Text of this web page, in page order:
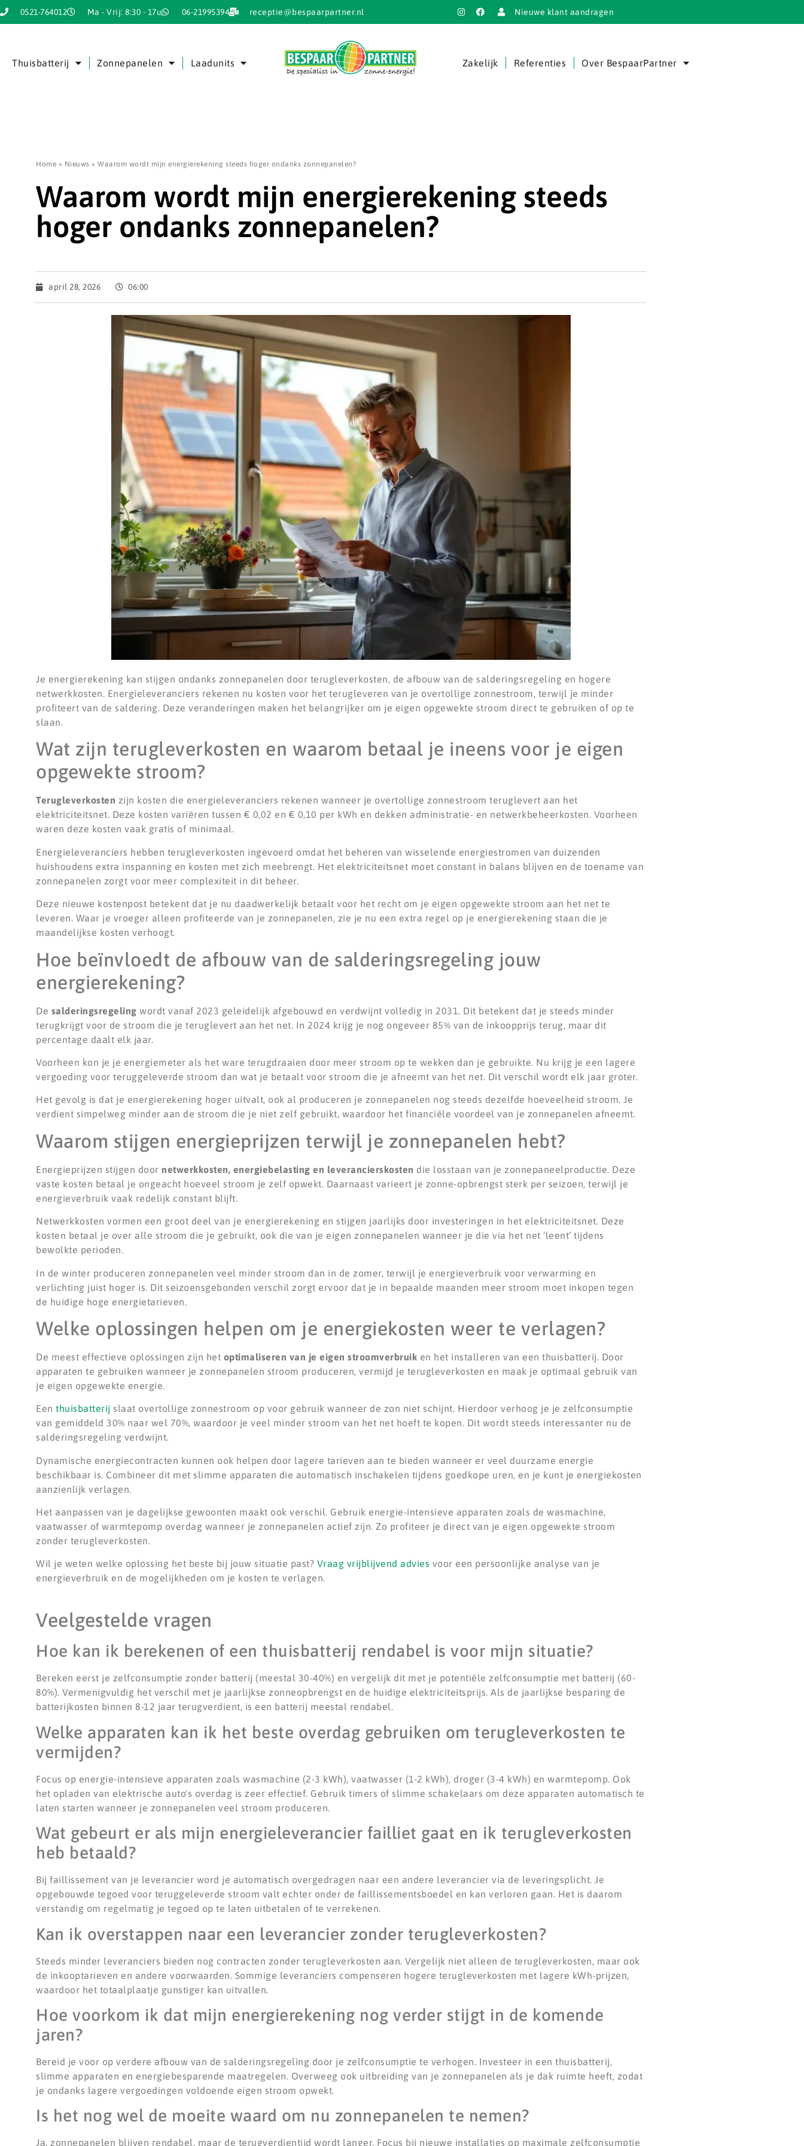
0521-764012 Ma - Vrij: 8:30 - 17u 06-21995394 receptie@bespaarpartner.nl Nieuwe klant aandragen
Thuisbatterij Zonnepanelen Laadunits Zakelijk Referenties Over BespaarPartner
Home » Nieuws » Waarom wordt mijn energierekening steeds hoger ondanks zonnepanelen?
Waarom wordt mijn energierekening steeds
hoger ondanks zonnepanelen?
april 28, 2026 06:00
Je energierekening kan stijgen ondanks zonnepanelen door terugleverkosten, de afbouw van de salderingsregeling en hogere
netwerkkosten. Energieleveranciers rekenen nu kosten voor het terugleveren van je overtollige zonnestroom, terwijl je minder
profiteert van de saldering. Deze veranderingen maken het belangrijker om je eigen opgewekte stroom direct te gebruiken of op te
slaan.
Wat zijn terugleverkosten en waarom betaal je ineens voor je eigen
opgewekte stroom?
Terugleverkosten zijn kosten die energieleveranciers rekenen wanneer je overtollige zonnestroom teruglevert aan het
elektriciteitsnet. Deze kosten variëren tussen € 0,02 en € 0,10 per kWh en dekken administratie- en netwerkbeheerkosten. Voorheen
waren deze kosten vaak gratis of minimaal.
Energieleveranciers hebben terugleverkosten ingevoerd omdat het beheren van wisselende energiestromen van duizenden
huishoudens extra inspanning en kosten met zich meebrengt. Het elektriciteitsnet moet constant in balans blijven en de toename van
zonnepanelen zorgt voor meer complexiteit in dit beheer.
Deze nieuwe kostenpost betekent dat je nu daadwerkelijk betaalt voor het recht om je eigen opgewekte stroom aan het net te
leveren. Waar je vroeger alleen profiteerde van je zonnepanelen, zie je nu een extra regel op je energierekening staan die je
maandelijkse kosten verhoogt.
Hoe beïnvloedt de afbouw van de salderingsregeling jouw
energierekening?
De salderingsregeling wordt vanaf 2023 geleidelijk afgebouwd en verdwijnt volledig in 2031. Dit betekent dat je steeds minder
terugkrijgt voor de stroom die je teruglevert aan het net. In 2024 krijg je nog ongeveer 85% van de inkoopprijs terug, maar dit
percentage daalt elk jaar.
Voorheen kon je je energiemeter als het ware terugdraaien door meer stroom op te wekken dan je gebruikte. Nu krijg je een lagere
vergoeding voor teruggeleverde stroom dan wat je betaalt voor stroom die je afneemt van het net. Dit verschil wordt elk jaar groter.
Het gevolg is dat je energierekening hoger uitvalt, ook al produceren je zonnepanelen nog steeds dezelfde hoeveelheid stroom. Je
verdient simpelweg minder aan de stroom die je niet zelf gebruikt, waardoor het financiële voordeel van je zonnepanelen afneemt.
Waarom stijgen energieprijzen terwijl je zonnepanelen hebt?
Energieprijzen stijgen door netwerkkosten, energiebelasting en leverancierskosten die losstaan van je zonnepaneelproductie. Deze
vaste kosten betaal je ongeacht hoeveel stroom je zelf opwekt. Daarnaast varieert je zonne-opbrengst sterk per seizoen, terwijl je
energieverbruik vaak redelijk constant blijft.
Netwerkkosten vormen een groot deel van je energierekening en stijgen jaarlijks door investeringen in het elektriciteitsnet. Deze
kosten betaal je over alle stroom die je gebruikt, ook die van je eigen zonnepanelen wanneer je die via het net ‘leent’ tijdens
bewolkte perioden.
In de winter produceren zonnepanelen veel minder stroom dan in de zomer, terwijl je energieverbruik voor verwarming en
verlichting juist hoger is. Dit seizoensgebonden verschil zorgt ervoor dat je in bepaalde maanden meer stroom moet inkopen tegen
de huidige hoge energietarieven.
Welke oplossingen helpen om je energiekosten weer te verlagen?
De meest effectieve oplossingen zijn het optimaliseren van je eigen stroomverbruik en het installeren van een thuisbatterij. Door
apparaten te gebruiken wanneer je zonnepanelen stroom produceren, vermijd je terugleverkosten en maak je optimaal gebruik van
je eigen opgewekte energie.
Een thuisbatterij slaat overtollige zonnestroom op voor gebruik wanneer de zon niet schijnt. Hierdoor verhoog je je zelfconsumptie
van gemiddeld 30% naar wel 70%, waardoor je veel minder stroom van het net hoeft te kopen. Dit wordt steeds interessanter nu de
salderingsregeling verdwijnt.
Dynamische energiecontracten kunnen ook helpen door lagere tarieven aan te bieden wanneer er veel duurzame energie
beschikbaar is. Combineer dit met slimme apparaten die automatisch inschakelen tijdens goedkope uren, en je kunt je energiekosten
aanzienlijk verlagen.
Het aanpassen van je dagelijkse gewoonten maakt ook verschil. Gebruik energie-intensieve apparaten zoals de wasmachine,
vaatwasser of warmtepomp overdag wanneer je zonnepanelen actief zijn. Zo profiteer je direct van je eigen opgewekte stroom
zonder terugleverkosten.
Wil je weten welke oplossing het beste bij jouw situatie past? Vraag vrijblijvend advies voor een persoonlijke analyse van je
energieverbruik en de mogelijkheden om je kosten te verlagen.
Veelgestelde vragen
Hoe kan ik berekenen of een thuisbatterij rendabel is voor mijn situatie?
Bereken eerst je zelfconsumptie zonder batterij (meestal 30-40%) en vergelijk dit met je potentiële zelfconsumptie met batterij (60-
80%). Vermenigvuldig het verschil met je jaarlijkse zonneopbrengst en de huidige elektriciteitsprijs. Als de jaarlijkse besparing de
batterijkosten binnen 8-12 jaar terugverdient, is een batterij meestal rendabel.
Welke apparaten kan ik het beste overdag gebruiken om terugleverkosten te
vermijden?
Focus op energie-intensieve apparaten zoals wasmachine (2-3 kWh), vaatwasser (1-2 kWh), droger (3-4 kWh) en warmtepomp. Ook
het opladen van elektrische auto's overdag is zeer effectief. Gebruik timers of slimme schakelaars om deze apparaten automatisch te
laten starten wanneer je zonnepanelen veel stroom produceren.
Wat gebeurt er als mijn energieleverancier failliet gaat en ik terugleverkosten
heb betaald?
Bij faillissement van je leverancier word je automatisch overgedragen naar een andere leverancier via de leveringsplicht. Je
opgebouwde tegoed voor teruggeleverde stroom valt echter onder de faillissementsboedel en kan verloren gaan. Het is daarom
verstandig om regelmatig je tegoed op te laten uitbetalen of te verrekenen.
Kan ik overstappen naar een leverancier zonder terugleverkosten?
Steeds minder leveranciers bieden nog contracten zonder terugleverkosten aan. Vergelijk niet alleen de terugleverkosten, maar ook
de inkooptarieven en andere voorwaarden. Sommige leveranciers compenseren hogere terugleverkosten met lagere kWh-prijzen,
waardoor het totaalplaatje gunstiger kan uitvallen.
Hoe voorkom ik dat mijn energierekening nog verder stijgt in de komende
jaren?
Bereid je voor op verdere afbouw van de salderingsregeling door je zelfconsumptie te verhogen. Investeer in een thuisbatterij,
slimme apparaten en energiebesparende maatregelen. Overweeg ook uitbreiding van je zonnepanelen als je dak ruimte heeft, zodat
je ondanks lagere vergoedingen voldoende eigen stroom opwekt.
Is het nog wel de moeite waard om nu zonnepanelen te nemen?
Ja, zonnepanelen blijven rendabel, maar de terugverdientijd wordt langer. Focus bij nieuwe installaties op maximale zelfconsumptie